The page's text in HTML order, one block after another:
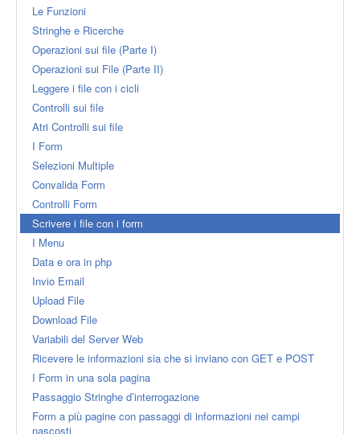
Le Funzioni
Stringhe e Ricerche
Operazioni sui file (Parte I)
Operazioni sui File (Parte II)
Leggere i file con i cicli
Controlli sui file
Atri Controlli sui file
I Form
Selezioni Multiple
Convalida Form
Controlli Form
Scrivere i file con i form
I Menu
Data e ora in php
Invio Email
Upload File
Download File
Variabili del Server Web
Ricevere le informazioni sia che si inviano con GET e POST
I Form in una sola pagina
Passaggio Stringhe d’interrogazione
Form a più pagine con passaggi di informazioni nei campi
nascosti